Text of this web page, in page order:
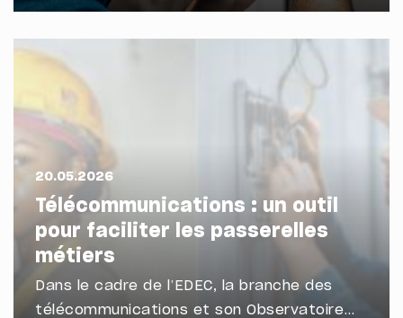
20.05.2026
Télécommunications : un outil
pour faciliter les passerelles
métiers
Dans le cadre de l’EDEC, la branche des
télécommunications et son Observatoire…